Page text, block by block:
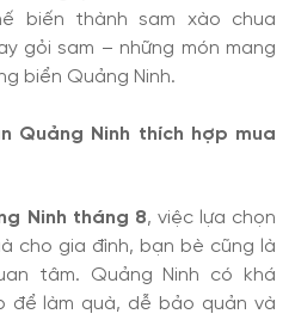
biến thành sam xào chua
gỏi sam – những món mang
biển Quảng Ninh.
Quảng Ninh thích hợp mua
Ninh tháng 8, việc lựa chọn
cho gia đình, bạn bè cũng là
tâm. Quảng Ninh có khá
để làm quà, dễ bảo quản và